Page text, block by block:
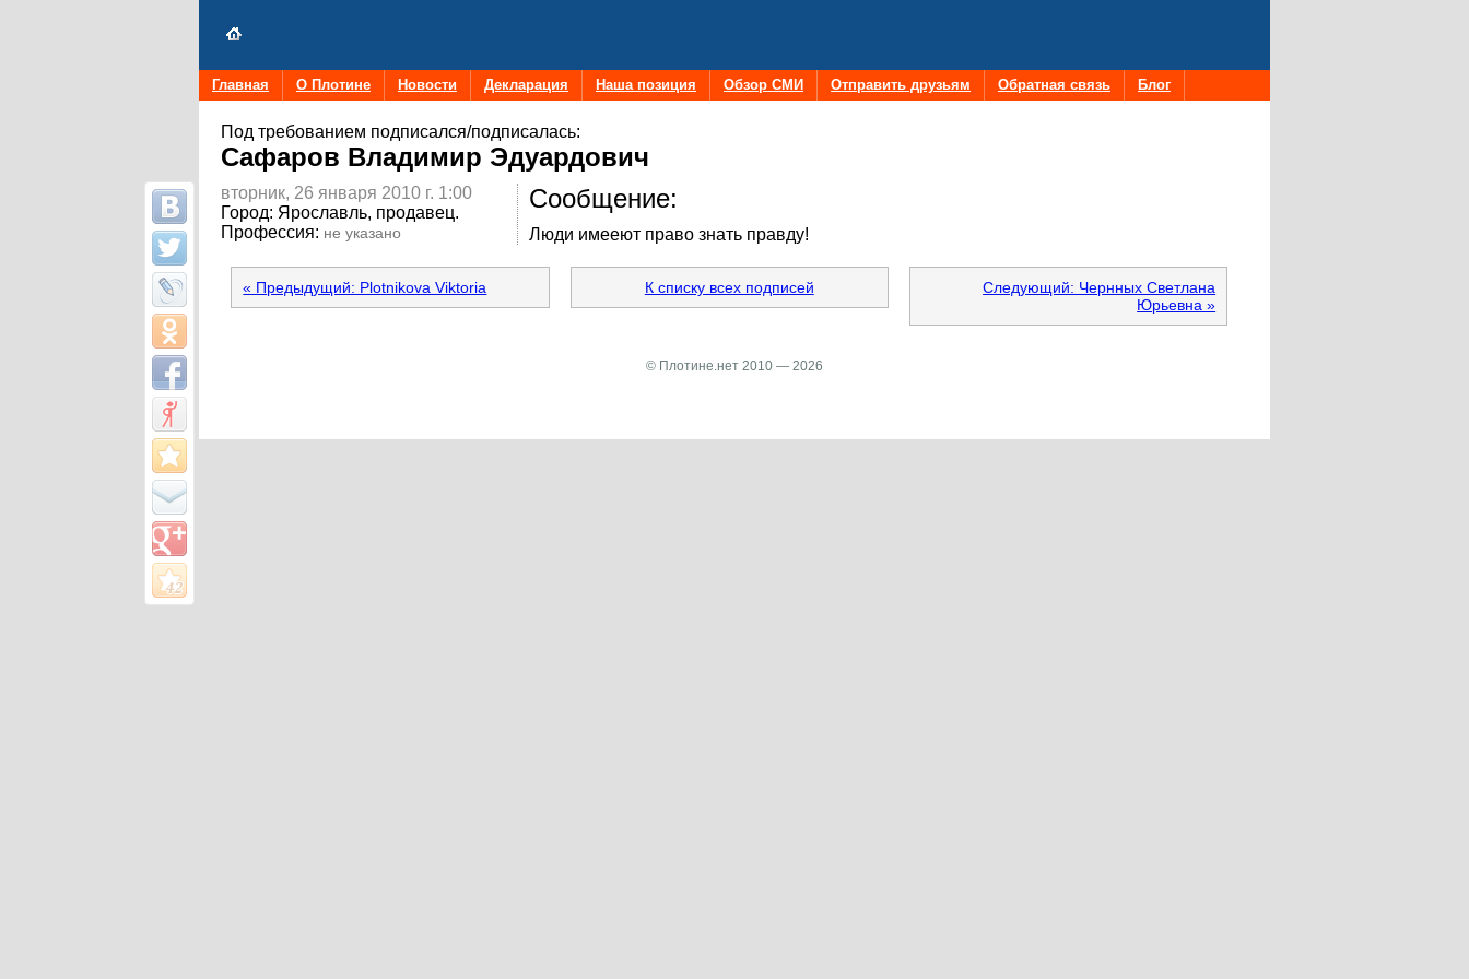
Главная О Плотине Новости Декларация Наша позиция Обзор СМИ Отправить друзьям Обратная связь Блог
Под требованием подписался/подписалась:
Сафаров Владимир Эдуардович
Сообщение:
Люди имееют право знать правду!
вторник, 26 января 2010 г. 1:00
Город: Ярославль, продавец.
Профессия: не указано
« Предыдущий: Plotnikova Viktoria К списку всех подписей
Следующий: Чернных Светлана
Юрьевна »
© Плотине.нет 2010 — 2026